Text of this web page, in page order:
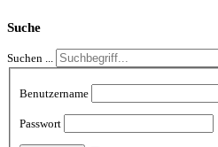
Suche
Suchen ...
Benutzername
Passwort